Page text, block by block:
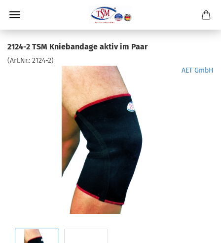
2124-2 TSM Kniebandage aktiv im Paar
(Art.Nr.: 2124-2)
AET GmbH